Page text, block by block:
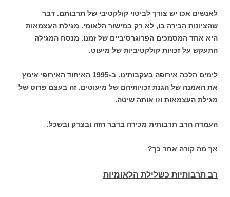
לאנשים אכו יש צורך לביטוי קולקטיבי של תרבותם. דבר
שהציונות הכירה בו, לא רק במישור הלאומי. מגילת העצמאות
היא אחד המסמכים הפרוגרסיביים של זמנו. מנסח המגילה
התעקש על זכויות קולקטיביות של מיעוט.
לימים הלכה אירופה בעקבותינו. ב-1995 האיחוד האירופי אימץ
את האמנה של הגנת זכויותיהם של מיעוטים. זה בעצם פרוט של
מגילת העצמאות וזו אותה שיטה.
העמדה הרב תרבותית מכירה בדבר הזה ובצדק ובשכל.
אך מה קורה אחר כך?
רב תרבותיות כשלילת הלאומיות